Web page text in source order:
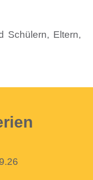
Schülern, Eltern,